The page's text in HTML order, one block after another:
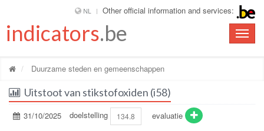
NL Other official information and services:
Toggle
indicators.be
Duurzame steden en gemeenschappen
Uitstoot van stikstofoxiden (i58)
31/10/2025 doelstelling 134.8
evaluatie